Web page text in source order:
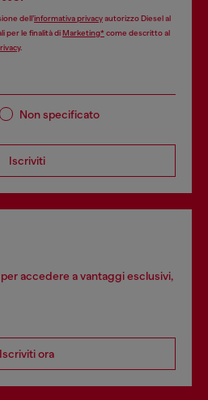
dell’informativa privacyautorizzo Diesel al
per le finalità diMarketing*come descritto al
.
Non specificato
Iscriviti
accedere a vantaggi esclusivi,
Iscriviti ora